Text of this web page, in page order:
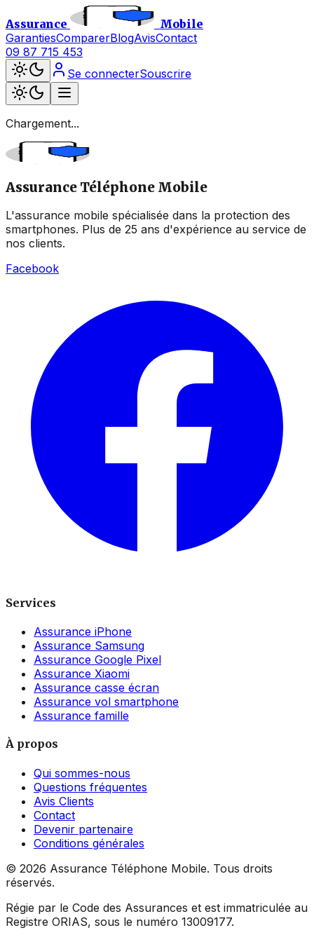
Assurance
Mobile
GarantiesComparerBlogAvisContact
09 87 715 453
Se connecterSouscrire
Chargement...
Assurance Téléphone Mobile
L'assurance mobile spécialisée dans la protection des
smartphones. Plus de 25 ans d'expérience au service de
nos clients.
Facebook
Services
Assurance iPhone
Assurance Samsung
Assurance Google Pixel
Assurance Xiaomi
Assurance casse écran
Assurance vol smartphone
Assurance famille
À propos
Qui sommes-nous
Questions fréquentes
Avis Clients
Contact
Devenir partenaire
Conditions générales
© 2026 Assurance Téléphone Mobile. Tous droits
réservés.
Régie par le Code des Assurances et est immatriculée au
Registre ORIAS, sous le numéro 13009177.